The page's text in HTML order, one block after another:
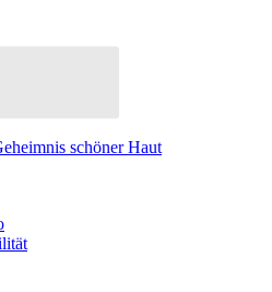
schöner Haut